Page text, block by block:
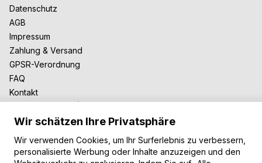
Datenschutz
AGB
Impressum
Zahlung & Versand
GPSR-Verordnung
FAQ
Kontakt
Zusammenarbeit
Für Blogger
B2B-Zusammenarbeit
Unsere Teppiche
Wir schätzen Ihre Privatsphäre
Wir verwenden Cookies, um Ihr Surferlebnis zu verbessern,
personalisierte Werbung oder Inhalte anzuzeigen und den